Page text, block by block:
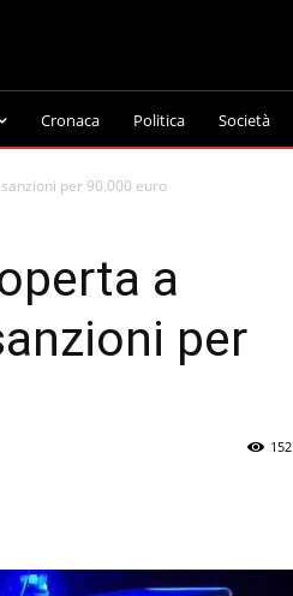
Cronaca Politica Società
per 90.000 euro
a
per
152